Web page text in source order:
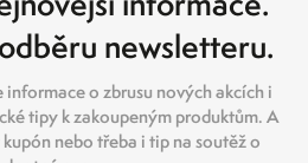
newsletteru.
informace o zbrusu nových akcích i
tipy k zakoupeným produktům. A
nebo třeba i tip na soutěž o